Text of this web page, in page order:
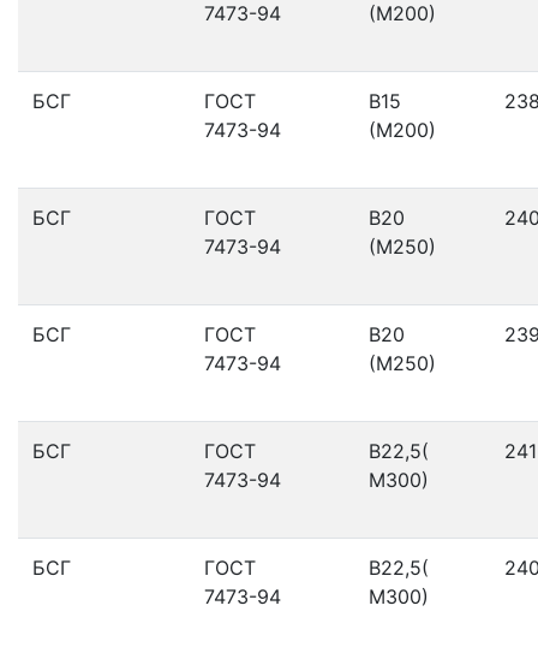
7473-94
(М200)
БСГ
ГОСТ
7473-94
В15
(М200)
БСГ
ГОСТ
7473-94
В20
(М250)
БСГ
ГОСТ
7473-94
В20
(М250)
БСГ
ГОСТ
7473-94
В22,5(
М300)
БСГ
ГОСТ
7473-94
В22,5(
М300)